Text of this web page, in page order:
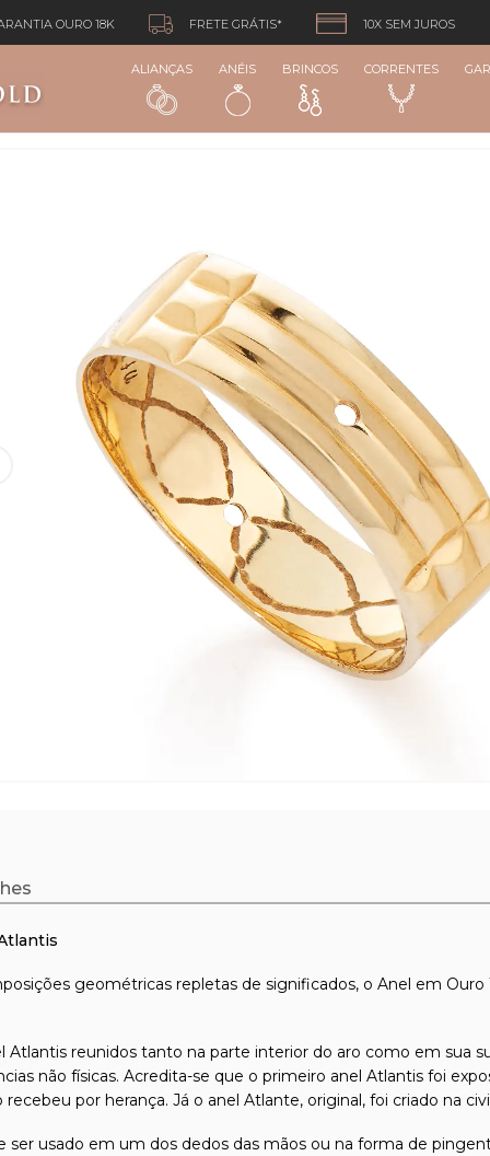
OURO 18K FRETE GRÁTIS* 10X SEM JUROS
ALIANÇAS ANÉIS BRINCOS CORRENTES
geométricas repletas de significados, o Anel em
Atlantis reunidos tanto na parte interior do aro como em sua
não físicas. Acredita-se que o primeiro anel Atlantis foi
recebeu por herança. Já o anel Atlante, original, foi criado na
ser usado em um dos dedos das mãos ou na forma de